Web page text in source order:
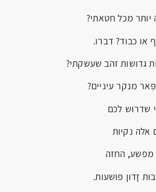
מכל חטאתי?
כבוד? דברו.
זהב שעשקתי?
מנקר עיניים?
לכם
נקיות
החזה
זָדון פושעות.